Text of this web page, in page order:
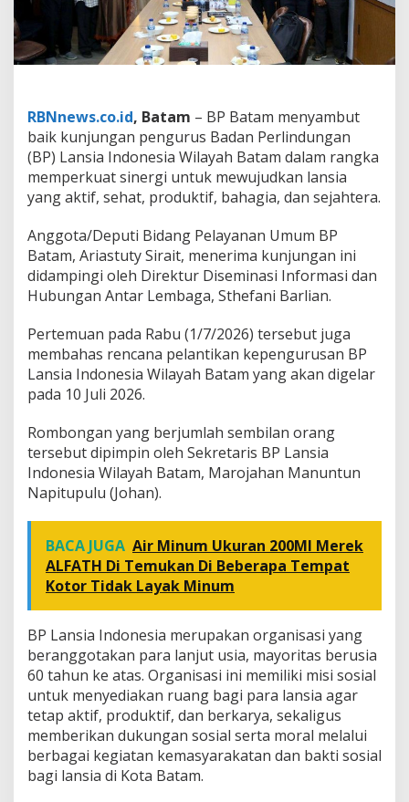
a
a
n
U
m
B
P
a
t
m
T
e
r
i
a
K
n
j
n
g
a
n
B
a
n
i
a
RBNnews.co.id, Batam – BP Batam menyambut
baik kunjungan pengurus Badan Perlindungan
(BP) Lansia Indonesia Wilayah Batam dalam rangka
memperkuat sinergi untuk mewujudkan lansia
yang aktif, sehat, produktif, bahagia, dan sejahtera.
Anggota/Deputi Bidang Pelayanan Umum BP
Batam, Ariastuty Sirait, menerima kunjungan ini
didampingi oleh Direktur Diseminasi Informasi dan
Hubungan Antar Lembaga, Sthefani Barlian.
Pertemuan pada Rabu (1/7/2026) tersebut juga
membahas rencana pelantikan kepengurusan BP
Lansia Indonesia Wilayah Batam yang akan digelar
pada 10 Juli 2026.
Rombongan yang berjumlah sembilan orang
tersebut dipimpin oleh Sekretaris BP Lansia
Indonesia Wilayah Batam, Marojahan Manuntun
Napitupulu (Johan).
BACA JUGA Air Minum Ukuran 200Ml Merek
ALFATH Di Temukan Di Beberapa Tempat
Kotor Tidak Layak Minum
BP Lansia Indonesia merupakan organisasi yang
beranggotakan para lanjut usia, mayoritas berusia
60 tahun ke atas. Organisasi ini memiliki misi sosial
untuk menyediakan ruang bagi para lansia agar
tetap aktif, produktif, dan berkarya, sekaligus
memberikan dukungan sosial serta moral melalui
berbagai kegiatan kemasyarakatan dan bakti sosial
bagi lansia di Kota Batam.